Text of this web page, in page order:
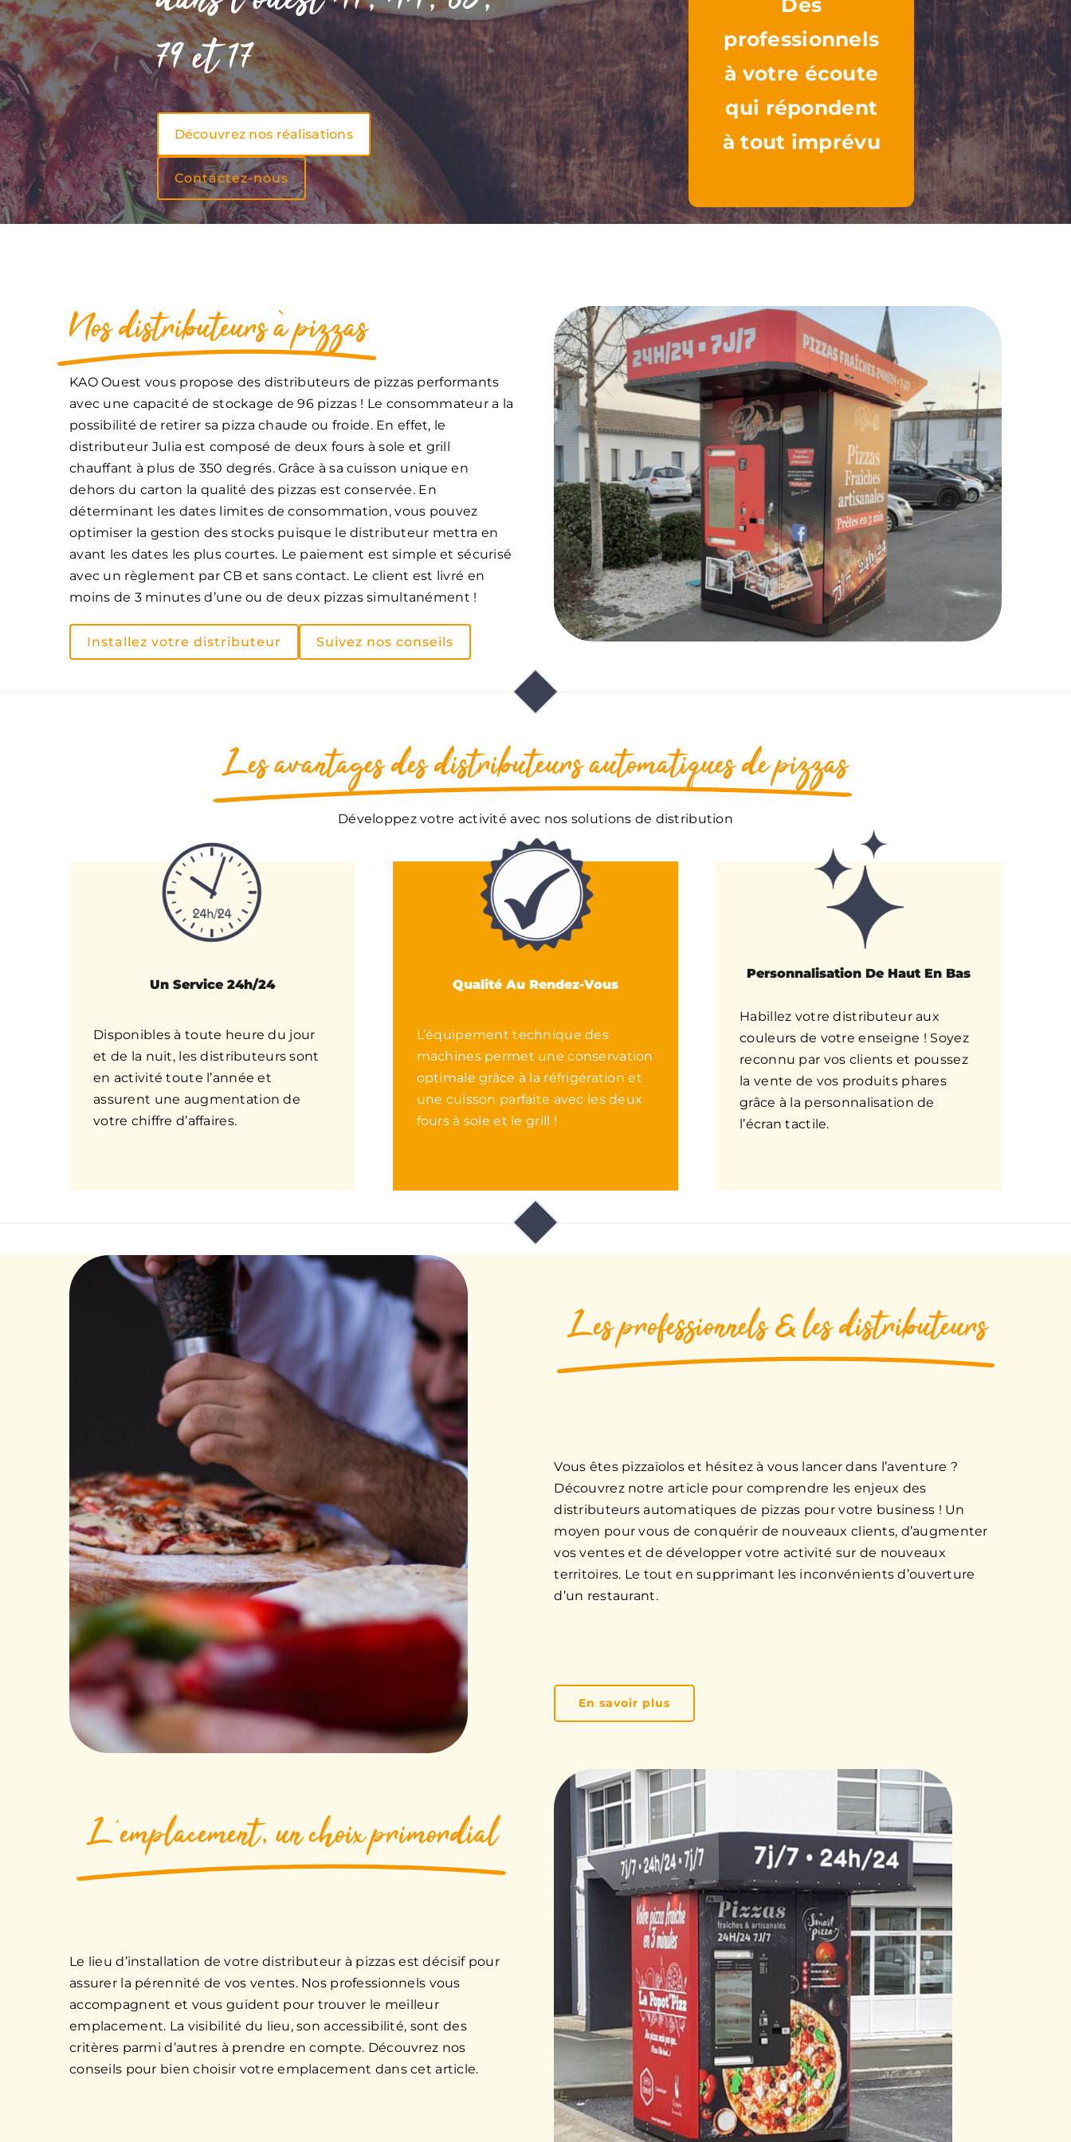
79 et 17
Découvrez nos réalisations
Contactez-nous
Des
professionnels
à votre écoute
qui répondent
à tout imprévu
Nos distributeurs à pizzas
KAO Ouest vous propose des distributeurs de pizzas performants
avec une capacité de stockage de 96 pizzas ! Le consommateur a la
possibilité de retirer sa pizza chaude ou froide. En effet, le
distributeur Julia est composé de deux fours à sole et grill
chauffant à plus de 350 degrés. Grâce à sa cuisson unique en
dehors du carton la qualité des pizzas est conservée. En
déterminant les dates limites de consommation, vous pouvez
optimiser la gestion des stocks puisque le distributeur mettra en
avant les dates les plus courtes. Le paiement est simple et sécurisé
avec un règlement par CB et sans contact. Le client est livré en
moins de 3 minutes d’une ou de deux pizzas simultanément !
Installez votre distributeur Suivez nos conseils
Les avantages des distributeurs automatiques de pizzas
Développez votre activité avec nos solutions de distribution
Un Service 24h/24
Disponibles à toute heure du jour
et de la nuit, les distributeurs sont
en activité toute l’année et
assurent une augmentation de
votre chiffre d’affaires.
Qualité Au Rendez-Vous
L’équipement technique des
machines permet une conservation
optimale grâce à la réfrigération et
une cuisson parfaite avec les deux
fours à sole et le grill !
Personnalisation De Haut En Bas
Habillez votre distributeur aux
couleurs de votre enseigne ! Soyez
reconnu par vos clients et poussez
la vente de vos produits phares
grâce à la personnalisation de
l’écran tactile.
Les professionnels & les distributeurs
Vous êtes pizzaïolos et hésitez à vous lancer dans l’aventure ?
Découvrez notre article pour comprendre les enjeux des
distributeurs automatiques de pizzas pour votre business ! Un
moyen pour vous de conquérir de nouveaux clients, d’augmenter
vos ventes et de développer votre activité sur de nouveaux
territoires. Le tout en supprimant les inconvénients d’ouverture
d’un restaurant.
En savoir plus
L'emplacement, un choix primordial
Le lieu d’installation de votre distributeur à pizzas est décisif pour
assurer la pérennité de vos ventes. Nos professionnels vous
accompagnent et vous guident pour trouver le meilleur
emplacement. La visibilité du lieu, son accessibilité, sont des
critères parmi d’autres à prendre en compte. Découvrez nos
conseils pour bien choisir votre emplacement dans cet article.